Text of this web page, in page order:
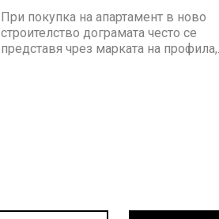
При покупка на апартамент в ново
строителство дограмата често се
представя чрез марката на профила,...